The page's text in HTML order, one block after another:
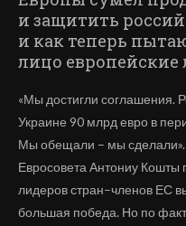
и защитить
и как теперь
лицо европейские
«Мы достигли соглашения.
Украине 90 млрд евро в
Мы обещали – мы сделали».
Евросовета Антониу Кошты
лидеров стран–членов ЕС
большая победа. Но по